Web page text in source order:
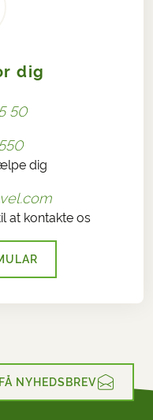
dig
50
dig
at kontakte os
FÅ NYHEDSBREV